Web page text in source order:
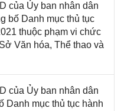
của Ủy ban nhân dân
bố Danh mục thủ tục
thuộc phạm vi chức
Văn hóa, Thể thao và
của Ủy ban nhân dân
Danh mục thủ tục hành